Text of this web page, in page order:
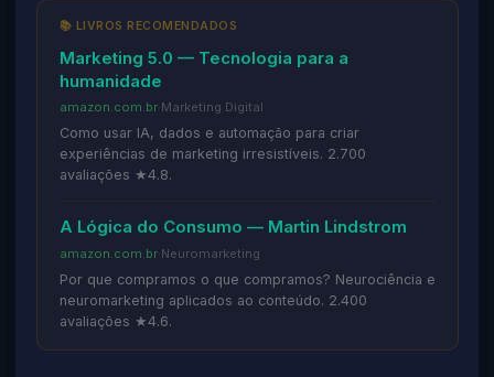
📚 LIVROS RECOMENDADOS
Marketing 5.0 — Tecnologia para a
humanidade
amazon.com.br·Marketing Digital
Como usar IA, dados e automação para criar
experiências de marketing irresistíveis. 2.700
avaliações ★4.8.
A Lógica do Consumo — Martin Lindstrom
amazon.com.br·Neuromarketing
Por que compramos o que compramos? Neurociência e
neuromarketing aplicados ao conteúdo. 2.400
avaliações ★4.6.